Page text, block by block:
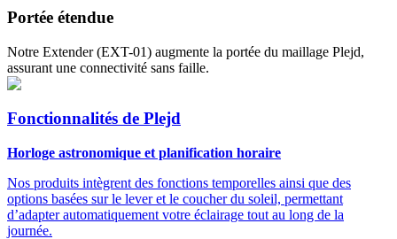
Portée étendue
Notre Extender (EXT-01) augmente la portée du maillage Plejd,
assurant une connectivité sans faille.
Fonctionnalités de Plejd
Horloge astronomique et planification horaire
Nos produits intègrent des fonctions temporelles ainsi que des
options basées sur le lever et le coucher du soleil, permettant
d’adapter automatiquement votre éclairage tout au long de la
journée.